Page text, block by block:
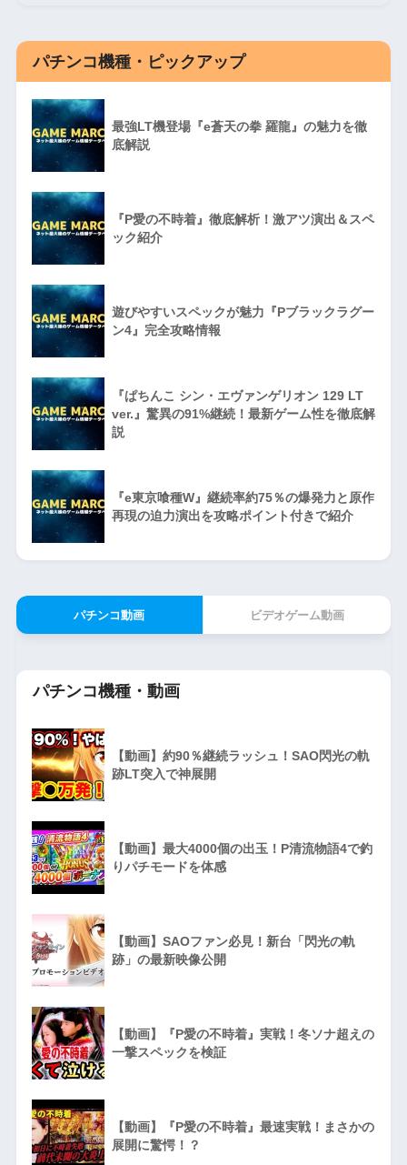
パチンコ機種・ピックアップ
最強LT機登場『e蒼天の拳 羅龍』の魅力を徹
底解説
『P愛の不時着』徹底解析！激アツ演出＆スペ
ック紹介
遊びやすいスペックが魅力『Pブラックラグー
ン4』完全攻略情報
『ぱちんこ シン・エヴァンゲリオン 129 LT
ver.』驚異の91%継続！最新ゲーム性を徹底解
説
『e東京喰種W』継続率約75％の爆発力と原作
再現の迫力演出を攻略ポイント付きで紹介
パチンコ動画 ビデオゲーム動画
パチンコ機種・動画
【動画】約90％継続ラッシュ！SAO閃光の軌
跡LT突入で神展開
【動画】最大4000個の出玉！P清流物語4で釣
りパチモードを体感
【動画】SAOファン必見！新台「閃光の軌
跡」の最新映像公開
【動画】『P愛の不時着』実戦！冬ソナ超えの
一撃スペックを検証
【動画】『P愛の不時着』最速実戦！まさかの
展開に驚愕！？